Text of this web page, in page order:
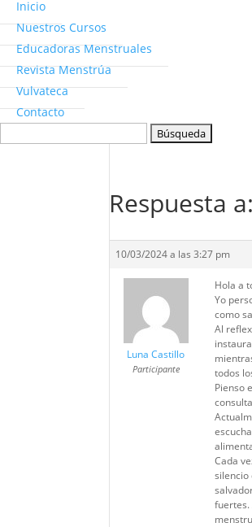
Inicio
Nuestros Cursos
Educadoras Menstruales
Revista Menstrúa
Vulvateca
Contacto
Respuesta
10/03/2024 a las 3:27 pm
Luna Castillo
Participante
Hola a
Yo
como
Al
todos
Pienso
Cada
silencio
fuertes.